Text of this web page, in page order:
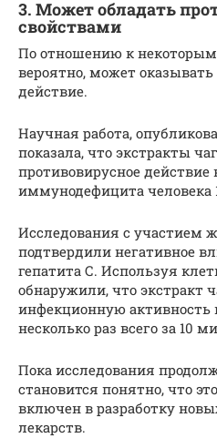
3. Может обладать
свойствами
По отношению к некоторым
вероятно, может
действие.
Научная работа,
показала, что экстракты
противовирусное действие
иммунодефицита человека
Исследования с участием
подтвердили негативное
гепатита С. Используя
обнаружили, что экстракт
инфекционную активность
несколько раз всего за 10
Пока исследования
становится понятно, что
включен в разработку
лекарств.